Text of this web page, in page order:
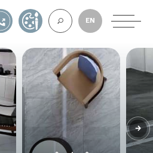
VỀ CHÚNG
GẠCH ỐP LÁT
EN
1900561582TỰ THIẾT KẾ